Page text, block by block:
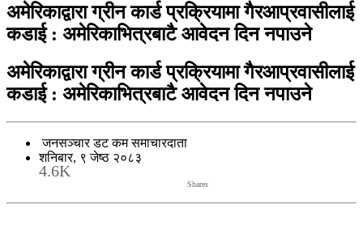
अमेरिकाद्वारा ग्रीन कार्ड प्रक्रियामा गैरआप्रवासीलाई
कडाई : अमेरिकाभित्रबाटै आवेदन दिन नपाउने
अमेरिकाद्वारा ग्रीन कार्ड प्रक्रियामा गैरआप्रवासीलाई
कडाई : अमेरिकाभित्रबाटै आवेदन दिन नपाउने
जनसञ्चार डट कम समाचारदाता
शनिबार, ९ जेष्ठ २०८३
4.6K
Shares